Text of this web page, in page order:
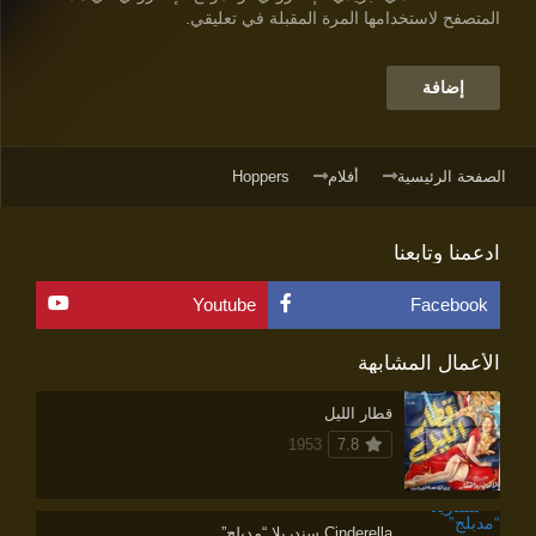
المتصفح لاستخدامها المرة المقبلة في تعليقي.
الصفحة الرئيسية أفلام Hoppers
ادعمنا وتابعنا
Facebook
Youtube
الأعمال المشابهة
قطار الليل
7.8
1953